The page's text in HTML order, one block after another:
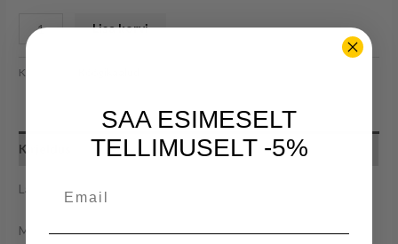
Lisa korvi
Kategooria:
Kirjeldus
Lamart LT7073
Maksimaalne kaal: 5 kg
SAA ESIMESELT
TELLIMUSELT -5%